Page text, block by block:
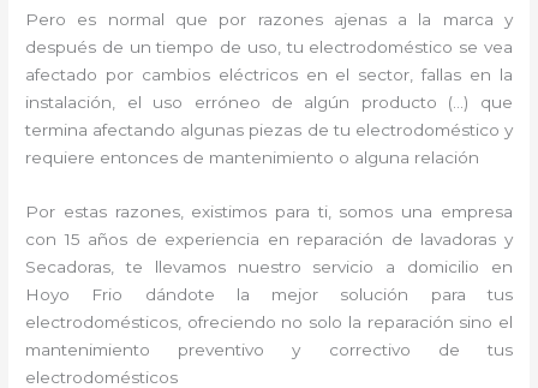
Pero es normal que por razones ajenas a la marca y
después de un tiempo de uso, tu electrodoméstico se vea
afectado por cambios eléctricos en el sector, fallas en la
instalación, el uso erróneo de algún producto (…) que
termina afectando algunas piezas de tu electrodoméstico y
requiere entonces de mantenimiento o alguna relación
Por estas razones, existimos para ti, somos una empresa
con 15 años de experiencia en reparación de lavadoras y
Secadoras, te llevamos nuestro servicio a domicilio en
Hoyo Frio dándote la mejor solución para tus
electrodomésticos, ofreciendo no solo la reparación sino el
mantenimiento preventivo y correctivo de tus
electrodomésticos